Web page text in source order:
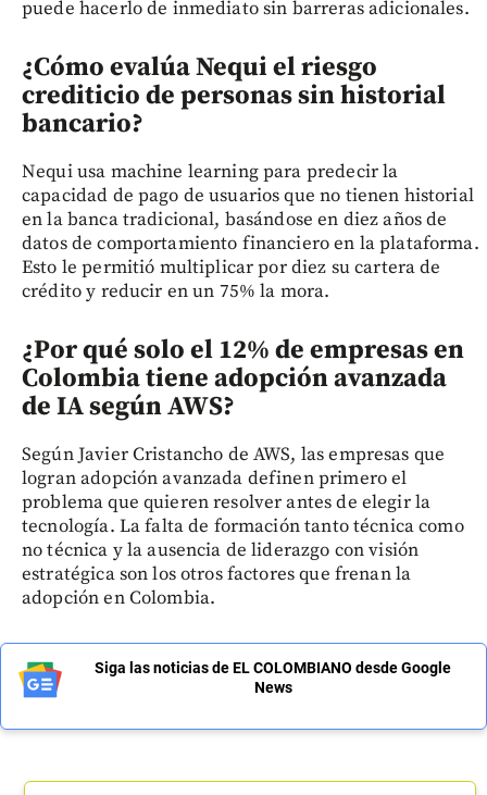
puede hacerlo de inmediato sin barreras adicionales.
¿Cómo evalúa Nequi el riesgo
crediticio de personas sin historial
bancario?
Nequi usa machine learning para predecir la
capacidad de pago de usuarios que no tienen historial
en la banca tradicional, basándose en diez años de
datos de comportamiento financiero en la plataforma.
Esto le permitió multiplicar por diez su cartera de
crédito y reducir en un 75% la mora.
¿Por qué solo el 12% de empresas en
Colombia tiene adopción avanzada
de IA según AWS?
Según Javier Cristancho de AWS, las empresas que
logran adopción avanzada definen primero el
problema que quieren resolver antes de elegir la
tecnología. La falta de formación tanto técnica como
no técnica y la ausencia de liderazgo con visión
estratégica son los otros factores que frenan la
adopción en Colombia.
Siga las noticias de EL COLOMBIANO desde Google
News